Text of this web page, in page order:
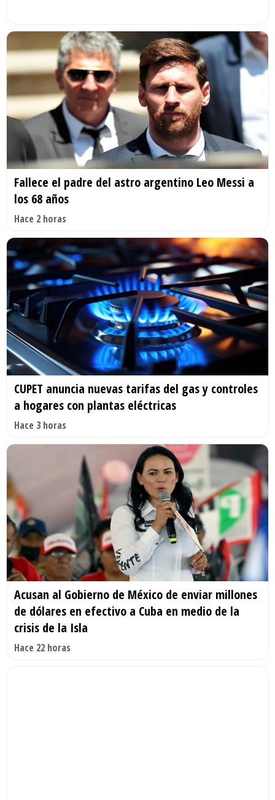
Fallece el padre del astro argentino Leo Messi a
los 68 años
Hace 2 horas
CUPET anuncia nuevas tarifas del gas y controles
a hogares con plantas eléctricas
Hace 3 horas
Acusan al Gobierno de México de enviar millones
de dólares en efectivo a Cuba en medio de la
crisis de la Isla
Hace 22 horas